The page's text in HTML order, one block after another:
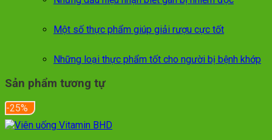
Một số thực phẩm giúp giải rượu cực tốt
Những loại thực phẩm tốt cho người bị bệnh khớp
Sản phẩm tương tự
-25%